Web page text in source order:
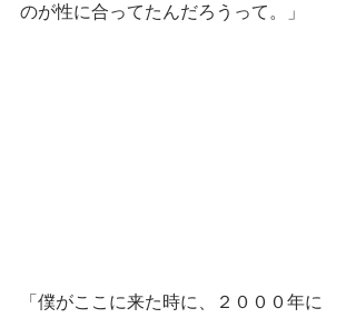
のが性に合ってたんだろうって。」
「僕がここに来た時に、２０００年に